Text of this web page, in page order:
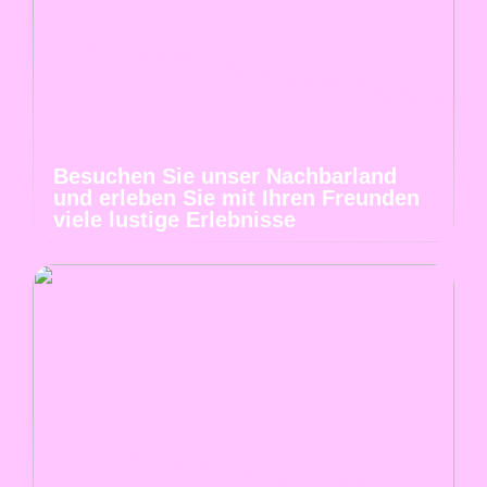
Besuchen Sie unser Nachbarland
und erleben Sie mit Ihren Freunden
viele lustige Erlebnisse